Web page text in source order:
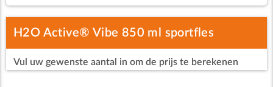
H2O Active® Vibe 850 ml sportfles
Vul uw gewenste aantal in om de prijs te berekenen